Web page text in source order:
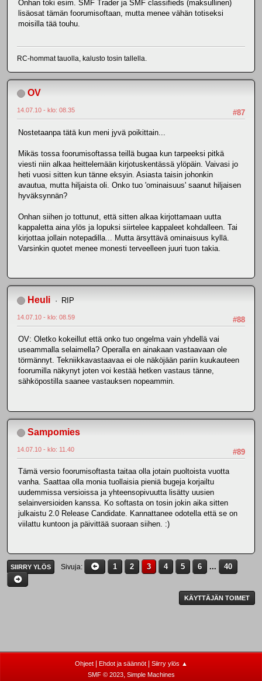
Onhan toki esim. SMF Trader ja SMF classifieds (maksullinen)
lisäosat tämän foorumisoftaan, mutta menee vähän totiseksi
moisilla tää touhu.
RC-hommat tauolla, kalusto tosin tallella.
OV
#87
14.07.10 - klo: 08.35
Nostetaanpa tätä kun meni jyvä poikittain...
Mikäs tossa foorumisoftassa teillä bugaa kun tarpeeksi pitkä
viesti niin alkaa heittelemään kirjotuskentässä ylöpäin. Vaivasi jo
heti vuosi sitten kun tänne eksyin. Asiasta taisin johonkin
avautua, mutta hiljaista oli. Onko tuo 'ominaisuus' saanut hiljaisen
hyväksynnän?
Onhan siihen jo tottunut, että sitten alkaa kirjottamaan uutta
kappaletta aina ylös ja lopuksi siirtelee kappaleet kohdalleen. Tai
kirjottaa jollain notepadilla... Mutta ärsyttävä ominaisuus kyllä.
Varsinkin quotet menee monesti terveelleen juuri tuon takia.
Heuli RIP
#88
14.07.10 - klo: 08.59
OV: Oletko kokeillut että onko tuo ongelma vain yhdellä vai
useammalla selaimella? Operalla en ainakaan vastaavaan ole
törmännyt. Tekniikkavastaavaa ei ole näköjään pariin kuukauteen
foorumilla näkynyt joten voi kestää hetken vastaus tänne,
sähköpostilla saanee vastauksen nopeammin.
Sampomies
#89
14.07.10 - klo: 11.40
Tämä versio foorumisoftasta taitaa olla jotain puoltoista vuotta
vanha. Saattaa olla monia tuollaisia pieniä bugeja korjailtu
uudemmissa versioissa ja yhteensopivuutta lisätty uusien
selainversioiden kanssa. Ko softasta on tosin jokin aika sitten
julkaistu 2.0 Release Candidate. Kannattanee odotella että se on
viilattu kuntoon ja päivittää suoraan siihen. :)
SIIRRY YLÖS Sivuja 1 2 3 4 5 6 ... 40
KÄYTTÄJÄN TOIMET
Ohjeet| Ehdot ja säännöt| Siirry ylös ▲
SMF © 2023, Simple Machines